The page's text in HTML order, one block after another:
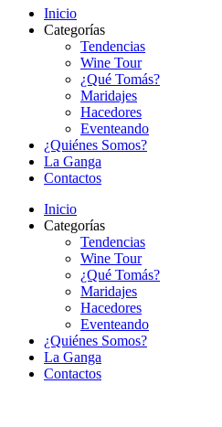
Inicio
Categorías
Tendencias
Wine Tour
¿Qué Tomás?
Maridajes
Hacedores
Eventeando
¿Quiénes Somos?
La Ganga
Contactos
Inicio
Categorías
Tendencias
Wine Tour
¿Qué Tomás?
Maridajes
Hacedores
Eventeando
¿Quiénes Somos?
La Ganga
Contactos